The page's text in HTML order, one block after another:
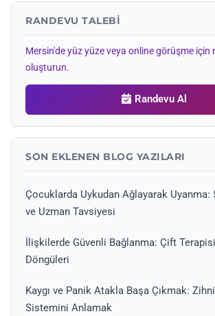
RANDEVU TALEBI
Mersin'de yüz yüze veya online görüşme için
oluşturun.
Randevu Al
SON EKLENEN BLOG YAZILARI
Çocuklarda Uykudan Ağlayarak
ve Uzman Tavsiyesi
İlişkilerde Güvenli Bağlanma: Çift
Döngüleri
Kaygı ve Panik Atakla Başa Çıkmak:
Sistemini Anlamak